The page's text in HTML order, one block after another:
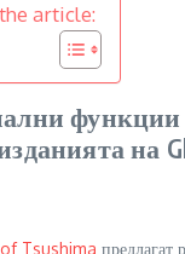
article:
функции
на
Tsushima предлагат